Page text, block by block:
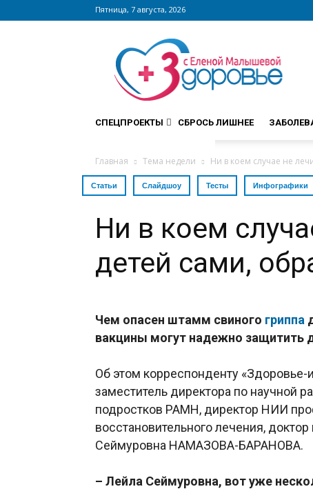
Пятница, 7 августа, 2026
Сайт
zdorovieinfo.ru
крупнейший
медицинский
интернет-
СПЕЦПРОЕКТЫ СБРОСЬ ЛИШНЕЕ
Главная Тема недели Ни в коем случае не
Статьи Слайдшоу Тесты Инфографики
Ни в коем
детей сами,
Чем опасен штамм свиного гриппа
вакцины могут надежно защитить
Об этом корреспонденту
заместитель директора по научной
подростков РАМН, директор НИИ
восстановительного лечения,
Сеймуровна НАМАЗОВА-БАРАНОВА.
– Лейла Сеймуровна, вот уже